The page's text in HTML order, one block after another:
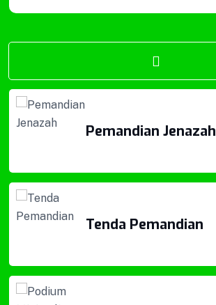
Keranda Jenazah
Pemandian Jenazah
Tenda Pemandian